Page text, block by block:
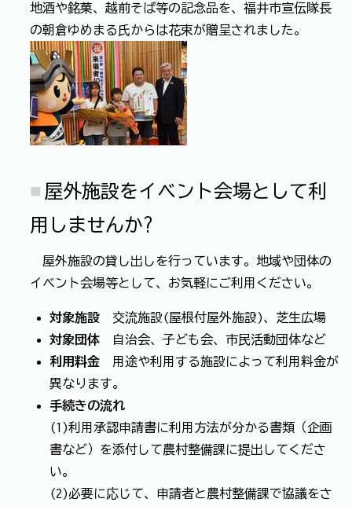
地酒や銘菓、越前そば等の記念品を、福井市宣伝隊長
の朝倉ゆめまる氏からは花束が贈呈されました。
屋外施設をイベント会場として利
用しませんか?
屋外施設の貸し出しを行っています。地域や団体の
イベント会場等として、お気軽にご利用ください。
対象施設 交流施設(屋根付屋外施設)、芝生広場
対象団体 自治会、子ども会、市民活動団体など
利用料金 用途や利用する施設によって利用料金が
異なります。
手続きの流れ
(1)利用承認申請書に利用方法が分かる書類（企画
書など）を添付して農村整備課に提出してくださ
い。
(2)必要に応じて、申請者と農村整備課で協議をさ